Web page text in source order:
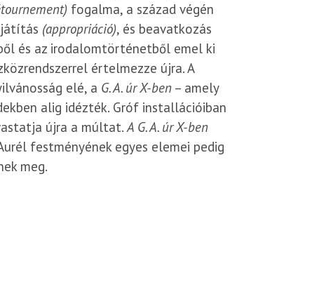
fogalma, a század végén
(appropriáció), és beavatkozás
és az irodalomtörténetből emel ki
értelmezze újra. A
elé, a G. A. úr X-ben– amely
alig idézték. Gróf installációiban
újra a múltat.A G. A. úr X-ben
festményének egyes elemei pedig
meg.